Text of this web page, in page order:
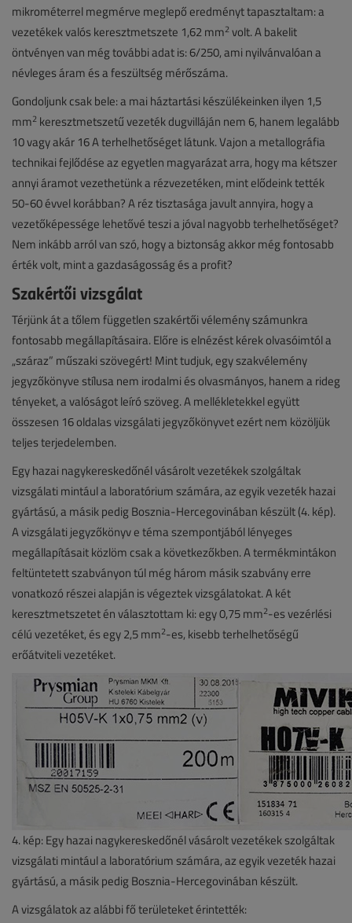
mikrométerrel megmérve meglepő eredményt tapasztaltam: a
vezetékek valós keresztmetszete 1,62 mm2 volt. A bakelit
öntvényen van még további adat is: 6/250, ami nyilvánvalóan a
névleges áram és a feszültség mérőszáma.
Gondoljunk csak bele: a mai háztartási készülékeinken ilyen 1,5
mm2 keresztmetszetű vezeték dugvilláján nem 6, hanem legalább
10 vagy akár 16 A terhelhetőséget látunk. Vajon a metallográfia
technikai fejlődése az egyetlen magyarázat arra, hogy ma kétszer
annyi áramot vezethetünk a rézvezetéken, mint elődeink tették
50-60 évvel korábban? A réz tisztasága javult annyira, hogy a
vezetőképessége lehetővé teszi a jóval nagyobb terhelhetőséget?
Nem inkább arról van szó, hogy a biztonság akkor még fontosabb
érték volt, mint a gazdaságosság és a profit?
Szakértői vizsgálat
Térjünk át a tőlem független szakértői vélemény számunkra
fontosabb megállapításaira. Előre is elnézést kérek olvasóimtól a
„száraz” műszaki szövegért! Mint tudjuk, egy szakvélemény
jegyzőkönyve stílusa nem irodalmi és olvasmányos, hanem a rideg
tényeket, a valóságot leíró szöveg. A mellékletekkel együtt
összesen 16 oldalas vizsgálati jegyzőkönyvet ezért nem közöljük
teljes terjedelemben.
Egy hazai nagykereskedőnél vásárolt vezetékek szolgáltak
vizsgálati mintául a laboratórium számára, az egyik vezeték hazai
gyártású, a másik pedig Bosznia-Hercegovinában készült (4. kép).
A vizsgálati jegyzőkönyv e téma szempontjából lényeges
megállapításait közlöm csak a következőkben. A termékmintákon
feltüntetett szabványon túl még három másik szabvány erre
vonatkozó részei alapján is végeztek vizsgálatokat. A két
keresztmetszetet én választottam ki: egy 0,75 mm2-es vezérlési
célú vezetéket, és egy 2,5 mm2-es, kisebb terhelhetőségű
erőátviteli vezetéket.
4. kép: Egy hazai nagykereskedőnél vásárolt vezetékek szolgáltak
vizsgálati mintául a laboratórium számára, az egyik vezeték hazai
gyártású, a másik pedig Bosznia-Hercegovinában készült.
A vizsgálatok az alábbi fő területeket érintették: